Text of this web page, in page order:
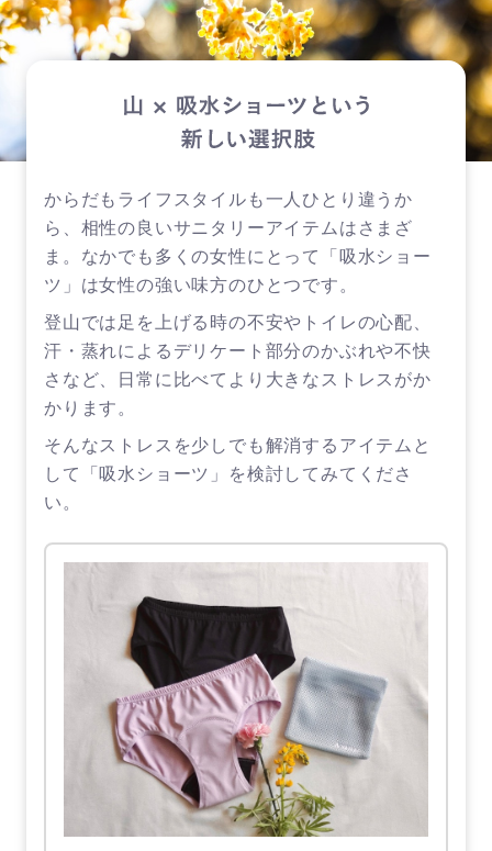
からだもライフスタイルも一人ひとり違うか
ら、相性の良いサニタリーアイテムはさまざ
ま。なかでも多くの女性にとって「吸水ショー
ツ」は女性の強い味方のひとつです。
登山では足を上げる時の不安やトイレの心配、
汗・蒸れによるデリケート部分のかぶれや不快
さなど、日常に比べてより大きなストレスがか
かります。
そんなストレスを少しでも解消するアイテムと
して「吸水ショーツ」を検討してみてくださ
い。